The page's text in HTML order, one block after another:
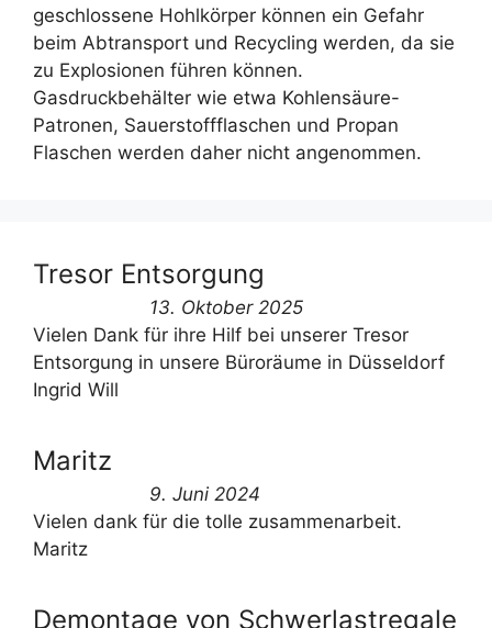
geschlossene Hohlkörper können ein Gefahr
beim Abtransport und Recycling werden, da sie
zu Explosionen führen können.
Gasdruckbehälter wie etwa Kohlensäure-
Patronen, Sauerstoffflaschen und Propan
Flaschen werden daher nicht angenommen.
Tresor Entsorgung
13. Oktober 2025
Vielen Dank für ihre Hilf bei unserer Tresor
Entsorgung in unsere Büroräume in Düsseldorf
Ingrid Will
Maritz
9. Juni 2024
Vielen dank für die tolle zusammenarbeit.
Maritz
Demontage von Schwerlastregale